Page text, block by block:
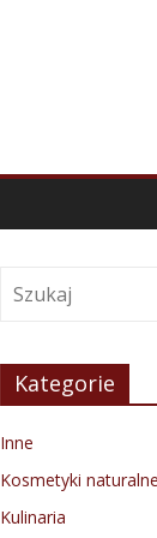
Kategorie
Inne
Kosmetyki
Kulinaria